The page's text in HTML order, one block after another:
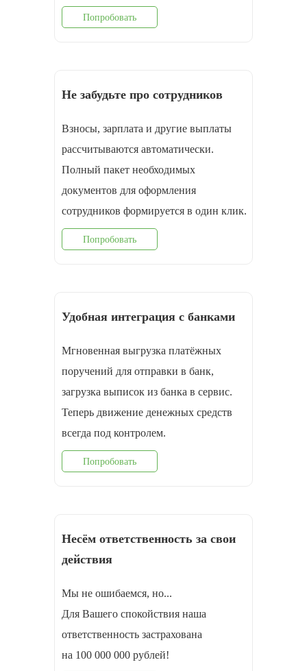
Попробовать
Не забудьте про сотрудников
Взносы, зарплата и другие выплаты
рассчитываются автоматически.
Полный пакет необходимых
документов для оформления
cотрудников формируется в один клик.
Попробовать
Удобная интеграция с банками
Мгновенная выгрузка платёжных
поручений для отправки в банк,
загрузка выписок из банка в сервис.
Теперь движение денежных средств
всегда под контролем.
Попробовать
Несём ответственность за свои
действия
Мы не ошибаемся, но...
Для Вашего спокойствия наша
ответственность застрахована
на 100 000 000 рублей!